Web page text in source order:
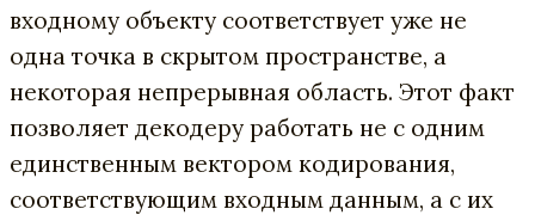
входному объекту соответствует уже не
одна точка в скрытом пространстве, а
некоторая непрерывная область. Этот факт
позволяет декодеру работать не с одним
единственным вектором кодирования,
соответствующим входным данным, а с их